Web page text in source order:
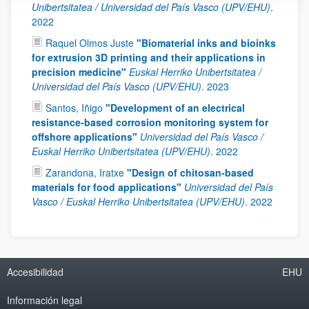
Unibertsitatea / Universidad del País Vasco (UPV/EHU).
2022
Raquel Olmos Juste "Biomaterial inks and bioinks
for extrusion 3D printing and their applications in
precision medicine" Euskal Herriko Unibertsitatea /
Universidad del País Vasco (UPV/EHU). 2023
Santos, Iñigo "Development of an electrical
resistance-based corrosion monitoring system for
offshore applications" Universidad del País Vasco /
Euskal Herriko Unibertsitatea (UPV/EHU). 2022
Zarandona, Iratxe "Design of chitosan-based
materials for food applications" Universidad del País
Vasco / Euskal Herriko Unibertsitatea (UPV/EHU). 2022
Accesibilidad
Información legal
EHU